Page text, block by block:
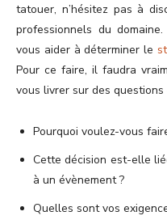
tatouer, n’hésitez pas à
professionnels du
vous aider à déterminer le
Pour ce faire, il faudra
vous livrer sur des questions
Pourquoi voulez-vous
Cette décision est-elle
à un évènement ?
Quelles sont vos